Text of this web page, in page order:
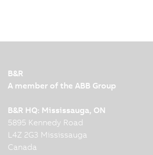
B&R
A member of the ABB Group
B&R HQ: Mississauga, ON
5895 Kennedy Road
L4Z 2G3 Mississauga
Canada